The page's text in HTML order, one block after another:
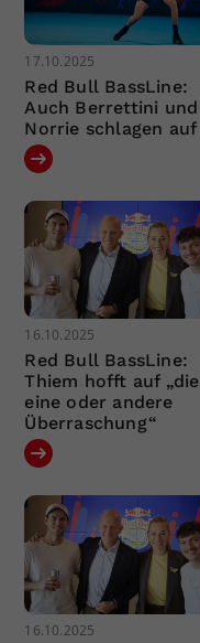
17.10.2025
Red Bull BassLine:
Auch Berrettini und
Norrie schlagen auf
16.10.2025
Red Bull BassLine:
Thiem hofft auf „die
eine oder andere
Überraschung“
16.10.2025